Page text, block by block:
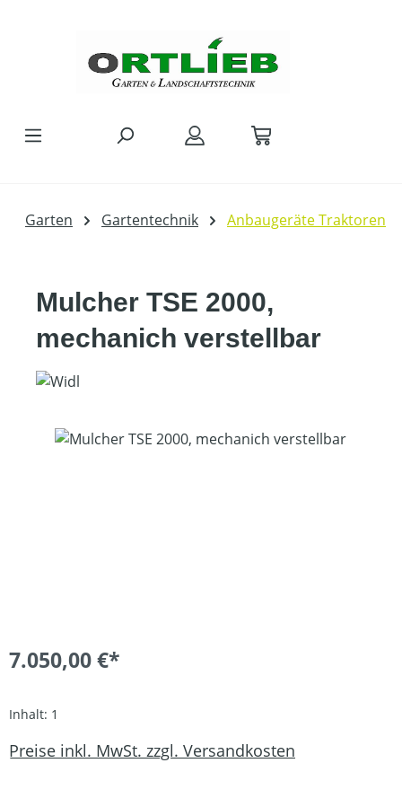
Garten Gartentechnik Anbaugeräte Traktoren
Mulcher TSE 2000,
mechanich verstellbar
Bildergalerie überspringen
7.050,00 €*
Inhalt: 1
Preise inkl. MwSt. zzgl. Versandkosten